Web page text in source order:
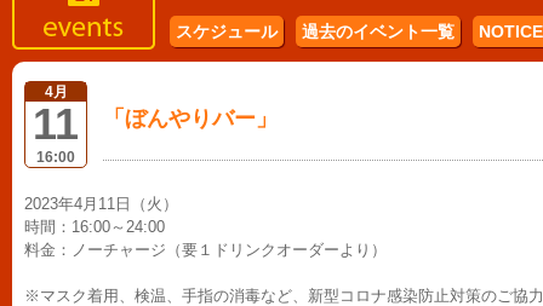
スケジュール 過去のイベント一覧
4月
11
16:00
「ぼんやりバー」
2023年4月11日（火）
時間：16:00～24:00
料金：ノーチャージ（要１ドリンクオーダーより）
※マスク着用、検温、手指の消毒など、新型コロナ感染防止対策のご協